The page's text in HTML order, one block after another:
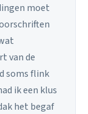
moet
van de
soms flink
ik een klus
het begaf